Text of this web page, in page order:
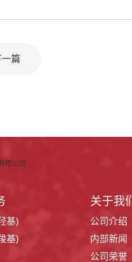
篇
基)
基)
关于我们
公司介绍
内部新闻
公司荣誉